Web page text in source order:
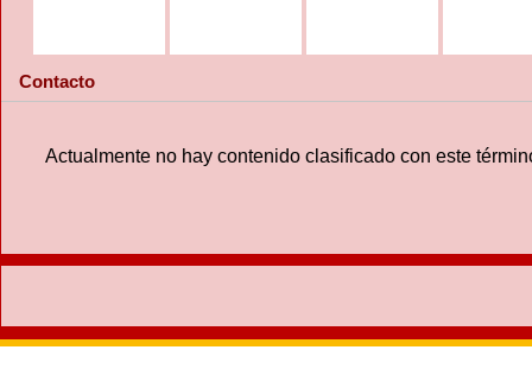
Contacto
Actualmente no hay contenido clasificado con este